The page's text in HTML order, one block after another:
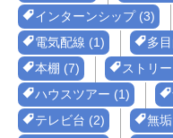
インターンシップ (3)
電気配線 (1)
多
本棚 (7)
ストリ
ハウスツアー (1)
テレビ台 (2)
無